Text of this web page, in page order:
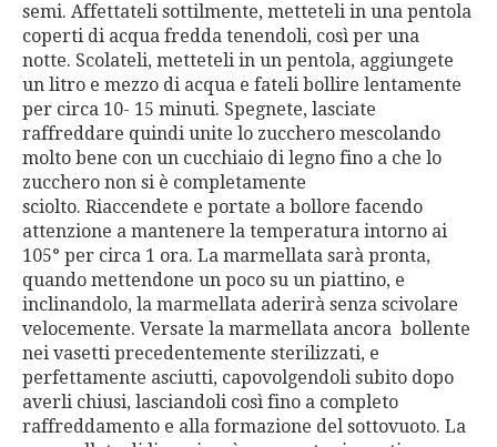
semi. Affettateli sottilmente, metteteli in una pentola
coperti di acqua fredda tenendoli, così per una
notte. Scolateli, metteteli in un pentola, aggiungete
un litro e mezzo di acqua e fateli bollire lentamente
per circa 10- 15 minuti. Spegnete, lasciate
raffreddare quindi unite lo zucchero mescolando
molto bene con un cucchiaio di legno fino a che lo
zucchero non si è completamente
sciolto. Riaccendete e portate a bollore facendo
attenzione a mantenere la temperatura intorno ai
105° per circa 1 ora. La marmellata sarà pronta,
quando mettendone un poco su un piattino, e
inclinandolo, la marmellata aderirà senza scivolare
velocemente. Versate la marmellata ancora bollente
nei vasetti precedentemente sterilizzati, e
perfettamente asciutti, capovolgendoli subito dopo
averli chiusi, lasciandoli così fino a completo
raffreddamento e alla formazione del sottovuoto. La